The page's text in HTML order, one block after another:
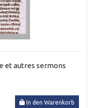
et autres sermons
In den Warenkorb